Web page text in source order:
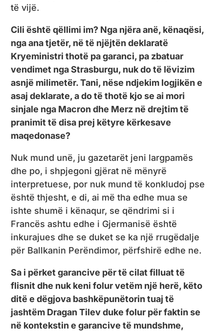
të vijë.
Cili është qëllimi im? Nga njëra anë, kënaqësi,
nga ana tjetër, në të njëjtën deklaratë
Kryeministri thotë pa garanci, pa zbatuar
vendimet nga Strasburgu, nuk do të lëvizim
asnjë milimetër. Tani, nëse ndjekim logjikën e
asaj deklarate, a do të thotë kjo se ai mori
sinjale nga Macron dhe Merz në drejtim të
pranimit të disa prej këtyre kërkesave
maqedonase?
Nuk mund unë, ju gazetarët jeni largpamës
dhe po, i shpjegoni gjërat në mënyrë
interpretuese, por nuk mund të konkludoj pse
është thjesht, e di, ai më tha edhe mua se
ishte shumë i kënaqur, se qëndrimi si i
Francës ashtu edhe i Gjermanisë është
inkurajues dhe se duket se ka një rrugëdalje
për Ballkanin Perëndimor, përfshirë edhe ne.
Sa i përket garancive për të cilat filluat të
flisnit dhe nuk keni folur vetëm një herë, këto
ditë e dëgjova bashkëpunëtorin tuaj të
jashtëm Dragan Tilev duke folur për faktin se
në kontekstin e garancive të mundshme,